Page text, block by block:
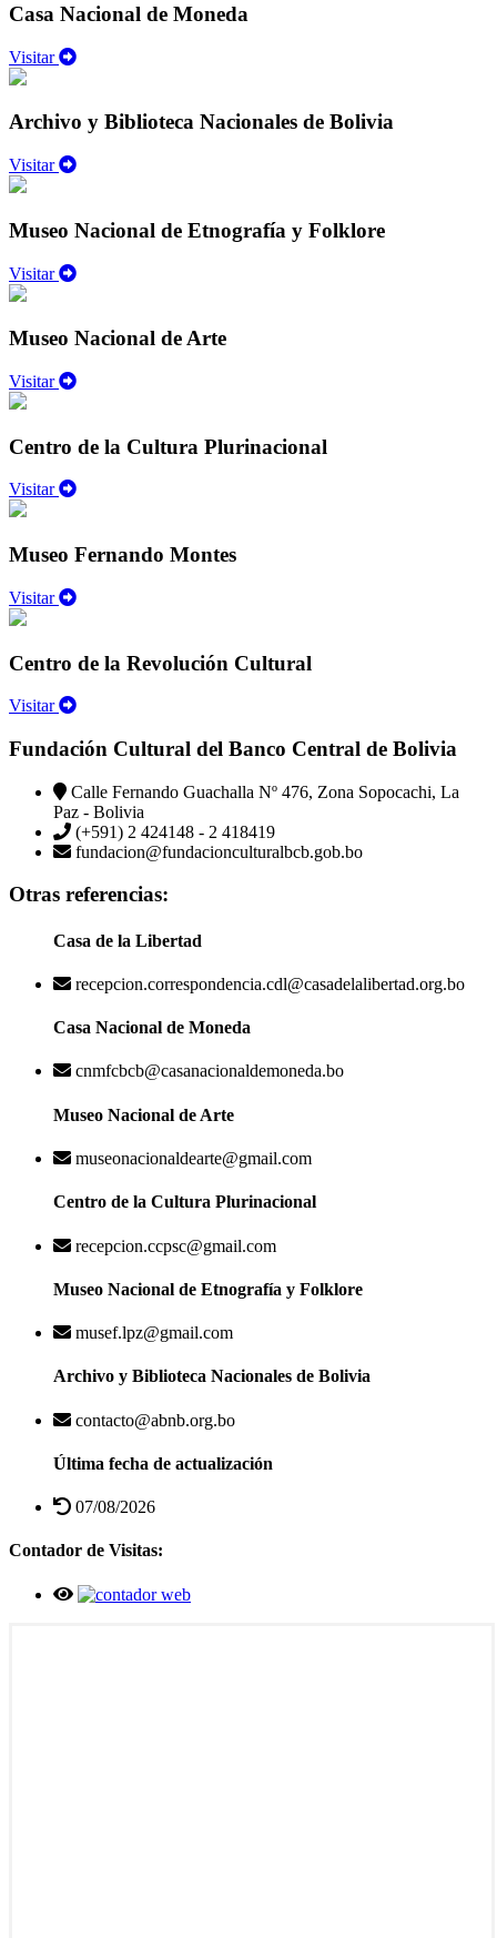
Casa Nacional de Moneda
Visitar
Archivo y Biblioteca Nacionales de Bolivia
Visitar
Museo Nacional de Etnografía y Folklore
Visitar
Museo Nacional de Arte
Visitar
Centro de la Cultura Plurinacional
Visitar
Museo Fernando Montes
Visitar
Centro de la Revolución Cultural
Visitar
Fundación Cultural del Banco Central de Bolivia
Calle Fernando Guachalla Nº 476, Zona Sopocachi, La
Paz - Bolivia
(+591) 2 424148 - 2 418419
fundacion@fundacionculturalbcb.gob.bo
Otras referencias:
Casa de la Libertad
recepcion.correspondencia.cdl@casadelalibertad.org.bo
Casa Nacional de Moneda
cnmfcbcb@casanacionaldemoneda.bo
Museo Nacional de Arte
museonacionaldearte@gmail.com
Centro de la Cultura Plurinacional
recepcion.ccpsc@gmail.com
Museo Nacional de Etnografía y Folklore
musef.lpz@gmail.com
Archivo y Biblioteca Nacionales de Bolivia
contacto@abnb.org.bo
Última fecha de actualización
07/08/2026
Contador de Visitas: